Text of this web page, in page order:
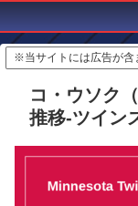
※当サイトには広告が含
コ・ウソク
推移-ツイン